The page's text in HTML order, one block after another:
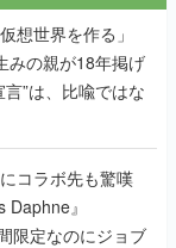
想世界を作る」
みの親が18年掲げ
”は、比喩ではな
コラボ先も驚嘆
』
限定なのにジョブ